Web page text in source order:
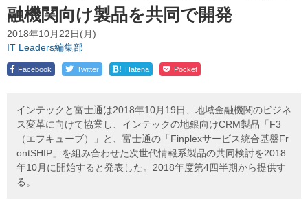
融機関向け製品を共同で開発
2018年10月22日(月)
IT Leaders編集部
Facebook Twitter ! Hatena Pocket
インテックと富士通は2018年10月19日、地域金融機関のビジネ
ス変革に向けて協業し、インテックの地銀向けCRM製品「F3
（エフキューブ）」と、富士通の「Finplexサービス統合基盤Fr
ontSHIP」を組み合わせた次世代情報系製品の共同検討を2018
年10月に開始すると発表した。2018年度第4四半期から提供す
る。